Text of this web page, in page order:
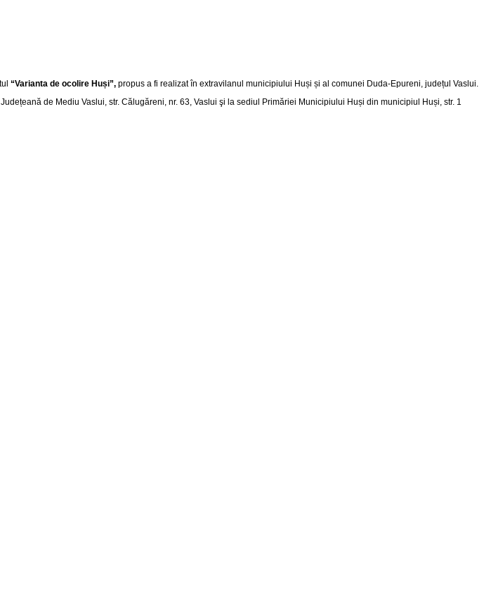
“Varianta de ocolire Huși”, propus a fi realizat în extravilanul municipiului Huși și al comunei Duda-Epureni, județul Vaslui.
de Mediu Vaslui, str. Călugăreni, nr. 63, Vaslui şi la sediul Primăriei Municipiului Huși din municipiul Huși, str. 1